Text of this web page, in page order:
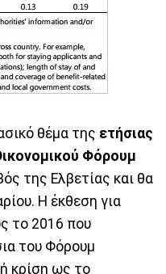
θέμα της ετήσιας
Φόρουμ
της Ελβετίας και θα
Η έκθεση για
το 2016 που
του Φόρουμ
κρίση ως το